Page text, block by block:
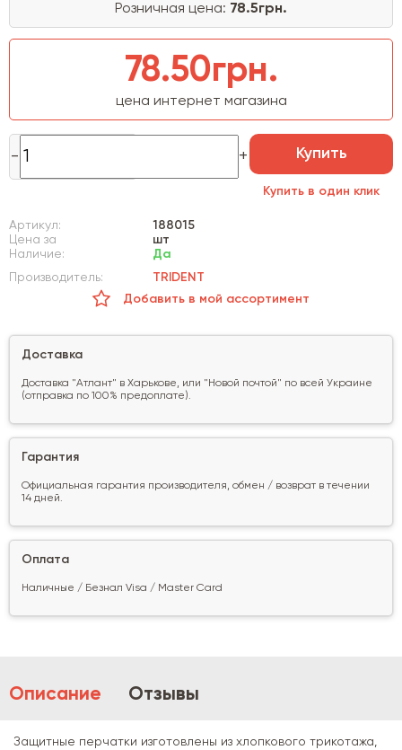
Розничная цена: 78.5грн.
78.50грн.
цена интернет магазина
Купить
Купить в один клик
Артикул:
188015
Цена за
шт
Наличие:
Да
Производитель:
TRIDENT
Добавить в мой ассортимент
Доставка
Доставка "Атлант" в Харькове, или "Новой почтой" по всей Украине
(отправка по 100% предоплате).
Гарантия
Официальная гарантия производителя, обмен / возврат в течении
14 дней.
Оплата
Наличные / Безнал Visa / Master Card
Описание Отзывы
Защитные перчатки изготовлены из хлопкового трикотажа,